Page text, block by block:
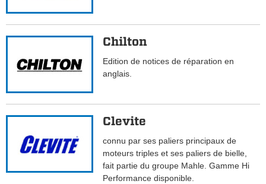
Chilton
Edition de notices de réparation en
anglais.
Clevite
connu par ses paliers principaux de
moteurs triples et ses paliers de bielle,
fait partie du groupe Mahle. Gamme Hi
Performance disponible.